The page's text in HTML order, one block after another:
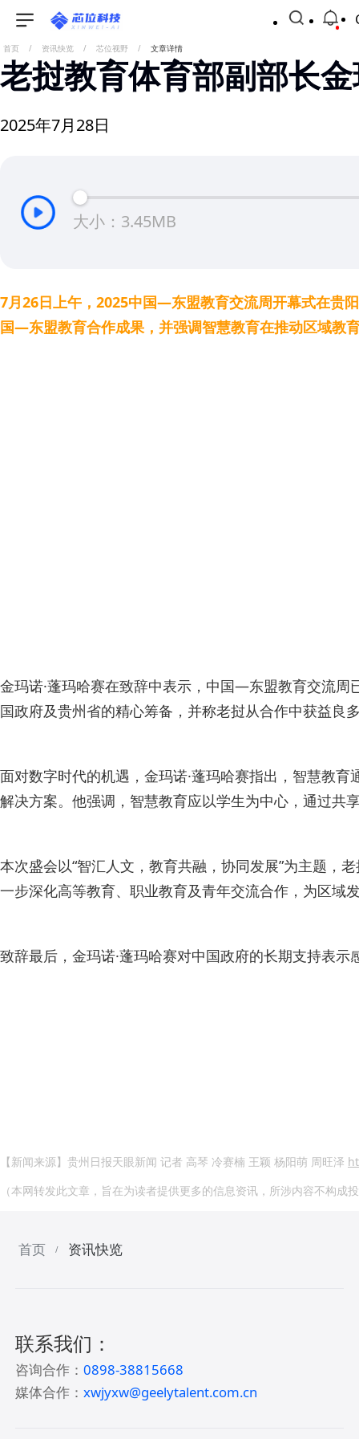
首页 / 资讯快览 / 芯位视野 / 文章详情
老挝教育体育部副部长
2025年7月28日
大小：3.45MB
7月26日上午，2025中国—东盟教育交流周开幕式在贵
国—东盟教育合作成果，并强调智慧教育在推动区域教
金玛诺·蓬玛哈赛在致辞中表示，中国—东盟教育交流周
国政府及贵州省的精心筹备，并称老挝从合作中获益良
面对数字时代的机遇，金玛诺·蓬玛哈赛指出，智慧教
解决方案。他强调，智慧教育应以学生为中心，通过共
本次盛会以“智汇人文，教育共融，协同发展”为主题，
一步深化高等教育、职业教育及青年交流合作，为区域
致辞最后，金玛诺·蓬玛哈赛对中国政府的长期支持表
【新闻来源】贵州日报天眼新闻 记者 高琴 冷赛楠 王颖 杨阳萌 周旺泽
（本网转发此文章，旨在为读者提供更多的信息资讯，所涉内容不构
首页 / 资讯快览
联系我们：
咨询合作：0898-38815668
媒体合作：xwjyxw@geelytalent.com.cn